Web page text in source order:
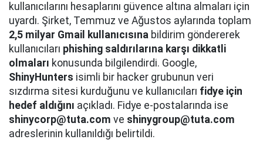
kullanıcılarını hesaplarını güvence altına almaları için
uyardı. Şirket, Temmuz ve Ağustos aylarında toplam
2,5 milyar Gmail kullanıcısına bildirim göndererek
kullanıcıları phishing saldırılarına karşı dikkatli
olmaları konusunda bilgilendirdi. Google,
ShinyHunters isimli bir hacker grubunun veri
sızdırma sitesi kurduğunu ve kullanıcıları fidye için
hedef aldığını açıkladı. Fidye e-postalarında ise
shinycorp@tuta.com ve shinygroup@tuta.com
adreslerinin kullanıldığı belirtildi.